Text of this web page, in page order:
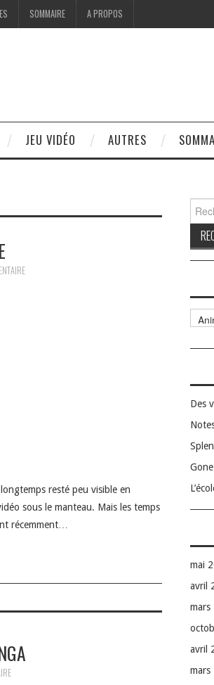
SOMMAIRE A PROPOS
JEU VIDÉO AUTRES
resté peu visible en
sous le manteau. Mais les temps
récemment…
Des
mai
avril
mars
avril
mars